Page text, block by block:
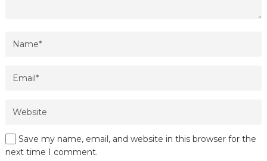
Save my name, email, and website in this browser for the
next time I comment.